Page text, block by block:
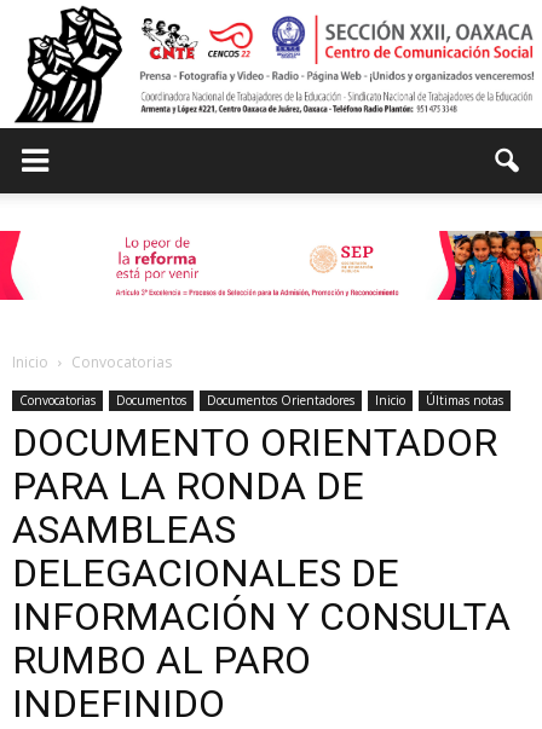
de
Comunicación
Inicio Convocatorias
Convocatorias Documentos Documentos Orientadores Inicio Últimas notas
DOCUMENTO ORIENTADOR
PARA LA RONDA DE
ASAMBLEAS
DELEGACIONALES DE
INFORMACIÓN Y CONSULTA
RUMBO AL PARO
INDEFINIDO